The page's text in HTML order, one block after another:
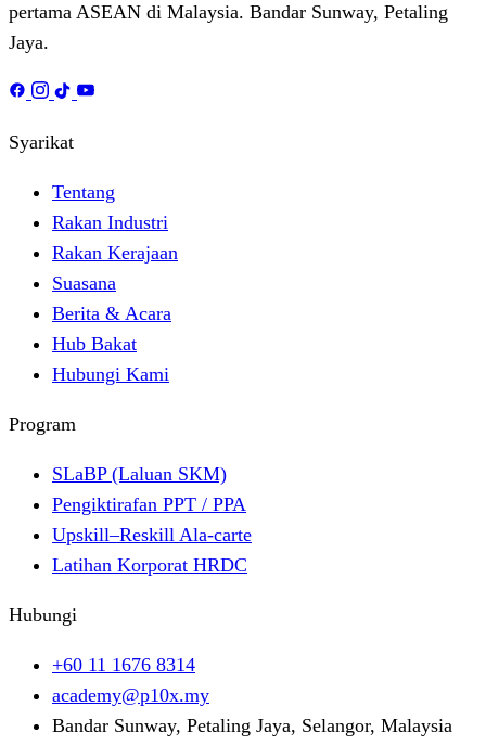
pertama ASEAN di Malaysia. Bandar Sunway, Petaling
Jaya.
Syarikat
Tentang
Rakan Industri
Rakan Kerajaan
Suasana
Berita & Acara
Hub Bakat
Hubungi Kami
Program
SLaBP (Laluan SKM)
Pengiktirafan PPT / PPA
Upskill–Reskill Ala-carte
Latihan Korporat HRDC
Hubungi
+60 11 1676 8314
academy@p10x.my
Bandar Sunway, Petaling Jaya, Selangor, Malaysia